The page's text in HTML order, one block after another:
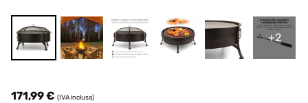
+2
171,99 € (IVA inclusa)